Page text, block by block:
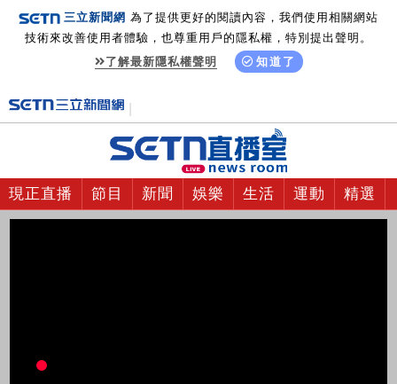
三立新聞網 為了提供更好的閱讀內容，我們使用相關網站
技術來改善使用者體驗，也尊重用戶的隱私權，特別提出聲明。
了解最新隱私權聲明
知道了
現正直播 節目 新聞 娛樂 生活 運動 精選